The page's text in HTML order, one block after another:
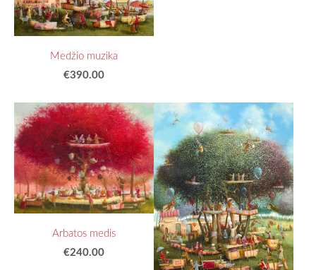
Medžio muzika
€390.00
Arbatos medis
€240.00